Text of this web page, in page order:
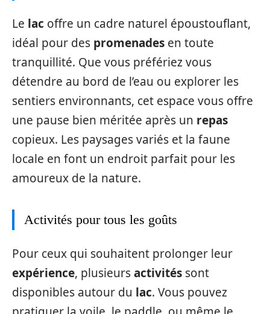
Le lac offre un cadre naturel époustouflant,
idéal pour des promenades en toute
tranquillité. Que vous préfériez vous
détendre au bord de l’eau ou explorer les
sentiers environnants, cet espace vous offre
une pause bien méritée après un repas
copieux. Les paysages variés et la faune
locale en font un endroit parfait pour les
amoureux de la nature.
Activités pour tous les goûts
Pour ceux qui souhaitent prolonger leur
expérience, plusieursactivités sont
disponibles autour du lac. Vous pouvez